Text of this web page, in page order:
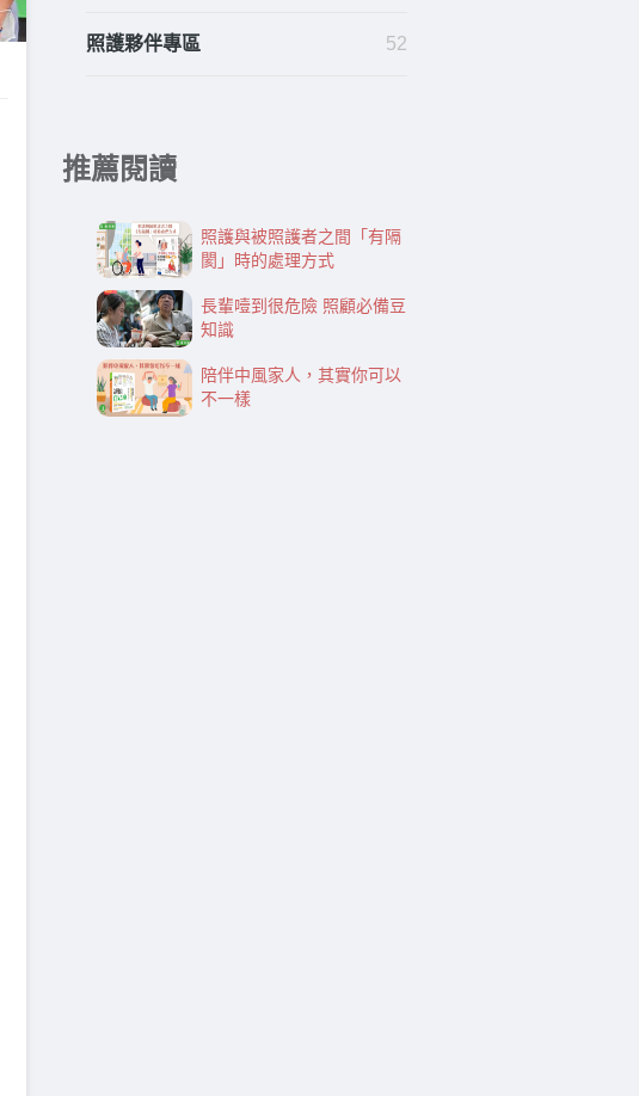
照護夥伴專區 52
推薦閱讀
照護與被照護者之間「有隔
閡」時的處理方式
長輩噎到很危險 照顧必備豆
知識
陪伴中風家人，其實你可以
不一樣